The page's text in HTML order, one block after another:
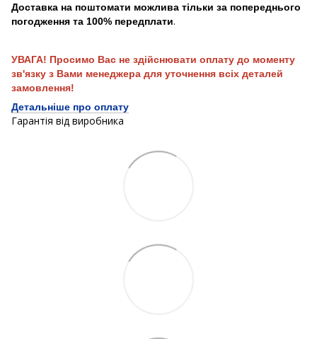
Доставка на поштомати можлива тільки за попереднього
погодження та 100% передплати.
УВАГА! Просимо Вас не здійснювати оплату до моменту
зв'язку з Вами менеджера для уточнення всіх деталей
замовлення!
Детальніше про оплату
Гарантія від виробника